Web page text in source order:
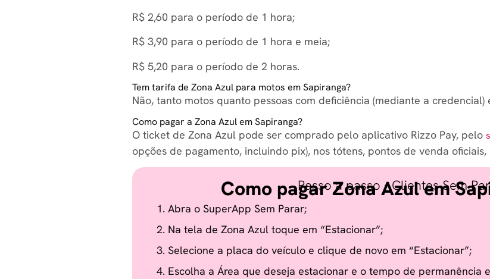
R$ 2,60 para o período de 1 hora;
R$ 3,90 para o período de 1 hora e meia;
R$ 5,20 para o período de 2 horas.
Tem tarifa de Zona Azul para motos em Sapiranga?
Não, tanto motos quanto pessoas com deficiência (mediante a
Como pagar a Zona Azul em Sapiranga?
O ticket de Zona Azul pode ser comprado pelo aplicativo Rizzo Pay, pelo
opções de pagamento, incluindo pix), nos tótens, pontos de venda
Passo a passo - Clientes Sem
Como pagar Zona Azul em
Abra o SuperApp Sem Parar;
Na tela de Zona Azul toque em “Estacionar”;
Selecione a placa do veículo e clique de novo em “Estacionar”;
Escolha a Área que deseja estacionar e o tempo de permanência